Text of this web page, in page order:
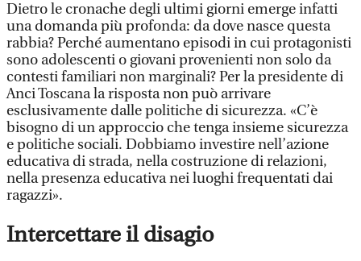
Dietro le cronache degli ultimi giorni emerge infatti
una domanda più profonda: da dove nasce questa
rabbia? Perché aumentano episodi in cui protagonisti
sono adolescenti o giovani provenienti non solo da
contesti familiari non marginali? Per la presidente di
Anci Toscana la risposta non può arrivare
esclusivamente dalle politiche di sicurezza. «C’è
bisogno di un approccio che tenga insieme sicurezza
e politiche sociali. Dobbiamo investire nell’azione
educativa di strada, nella costruzione di relazioni,
nella presenza educativa nei luoghi frequentati dai
ragazzi».
Intercettare il disagio